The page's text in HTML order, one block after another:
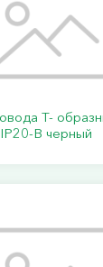
Т-
IP20-B черный